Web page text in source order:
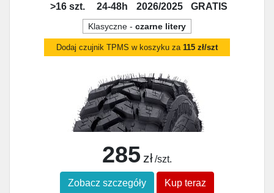
>16 szt. 24-48h 2026/2025 GRATIS
Klasyczne - czarne litery
Dodaj czujnik TPMS w koszyku za 115 zł/szt
285 zł /szt.
Zobacz szczegóły Kup teraz